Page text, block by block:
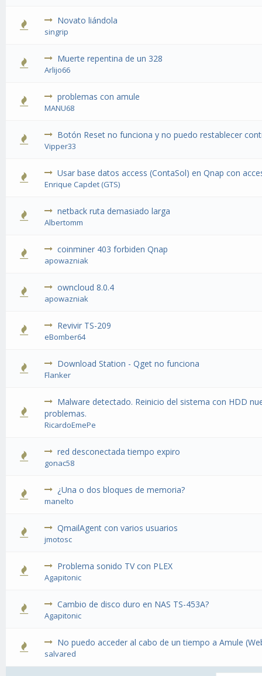
Novato liándola
singrip
Muerte repentina de un 328
Arlijo66
problemas con amule
MANU68
Botón Reset no funciona y no puedo restablecer
Vipper33
Usar base datos access (ContaSol) en Qnap con
Enrique Capdet (GTS)
netback ruta demasiado larga
Albertomm
coinminer 403 forbiden Qnap
apowazniak
owncloud 8.0.4
apowazniak
Revivir TS-209
eBomber64
Download Station - Qget no funciona
Flanker
Malware detectado. Reinicio del sistema con HDD
problemas.
RicardoEmePe
red desconectada tiempo expiro
gonac58
¿Una o dos bloques de memoria?
manelto
QmailAgent con varios usuarios
jmotosc
Problema sonido TV con PLEX
Agapitonic
Cambio de disco duro en NAS TS-453A?
Agapitonic
No puedo acceder al cabo de un tiempo a Amule
salvared